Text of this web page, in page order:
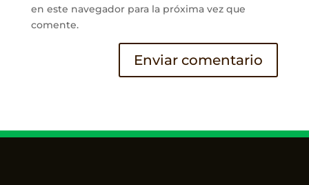
en este navegador para la próxima vez que
comente.